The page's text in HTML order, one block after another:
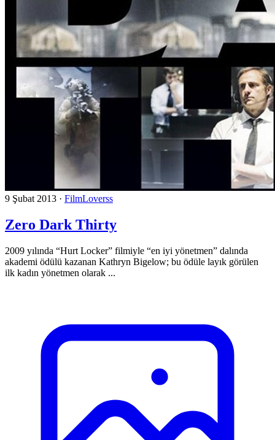
9 Şubat 2013 · FilmLoverss
Zero Dark Thirty
2009 yılında “Hurt Locker” filmiyle “en iyi yönetmen” dalında
akademi ödülü kazanan Kathryn Bigelow; bu ödüle layık görülen
ilk kadın yönetmen olarak ...